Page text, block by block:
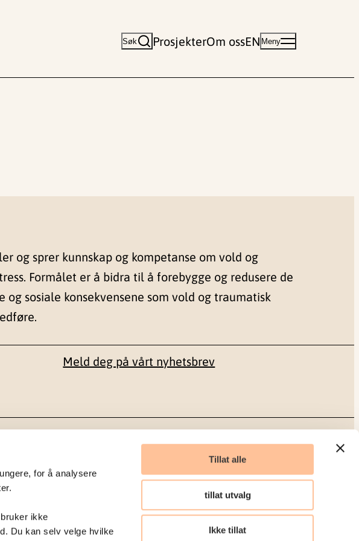
for å analysere
ikke
Du kan selv velge hvilke
Tillat alle
tillat utvalg
Ikke tillat
Søk ProsjekterOm ossEN Meny
og sprer kunnskap og kompetanse om vold og
Formålet er å bidra til å forebygge og redusere de
og sosiale konsekvensene som vold og traumatisk
Meld deg på vårt nyhetsbrev
Sosiale medier
Facebook
LinkedIn